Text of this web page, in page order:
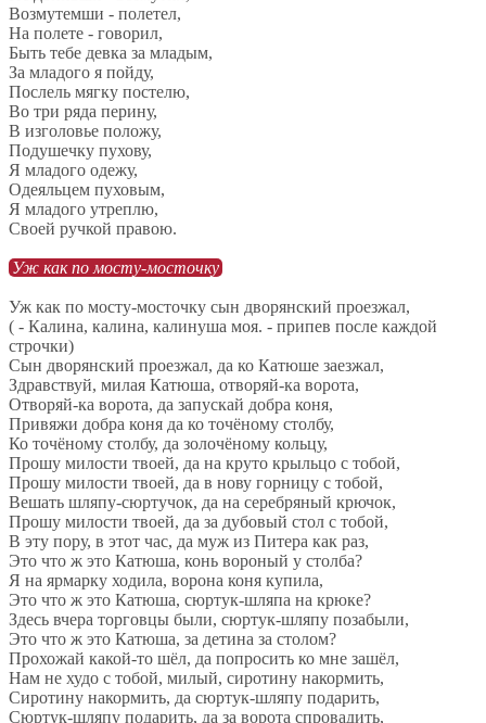
Возмутемши - полетел,
На полете - говорил,
Быть тебе девка за младым,
За младого я пойду,
Послель мягку постелю,
Во три ряда перину,
В изголовье положу,
Подушечку пухову,
Я младого одежу,
Одеяльцем пуховым,
Я младого утреплю,
Своей ручкой правою.
Уж как по мосту-мосточку
Уж как по мосту-мосточку сын дворянский проезжал,
( - Калина, калина, калинуша моя. - припев после каждой
строчки)
Сын дворянский проезжал, да ко Катюше заезжал,
Здравствуй, милая Катюша, отворяй-ка ворота,
Отворяй-ка ворота, да запускай добра коня,
Привяжи добра коня да ко точёному столбу,
Ко точёному столбу, да золочёному кольцу,
Прошу милости твоей, да на круто крыльцо с тобой,
Прошу милости твоей, да в нову горницу с тобой,
Вешать шляпу-сюртучок, да на серебряный крючок,
Прошу милости твоей, да за дубовый стол с тобой,
В эту пору, в этот час, да муж из Питера как раз,
Это что ж это Катюша, конь вороный у столба?
Я на ярмарку ходила, ворона коня купила,
Это что ж это Катюша, сюртук-шляпа на крюке?
Здесь вчера торговцы были, сюртук-шляпу позабыли,
Это что ж это Катюша, за детина за столом?
Прохожай какой-то шёл, да попросить ко мне зашёл,
Нам не худо с тобой, милый, сиротину накормить,
Сиротину накормить, да сюртук-шляпу подарить,
Сюртук-шляпу подарить, да за ворота спровадить,